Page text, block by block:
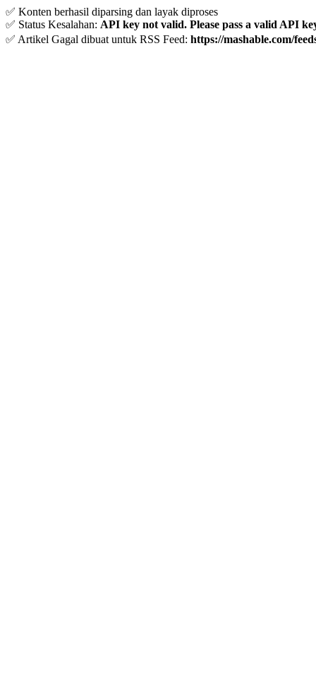
✅ Konten berhasil diparsing dan layak diproses
✅ Status Kesalahan: API key not valid. Please pass a valid API
✅ Artikel Gagal dibuat untuk RSS Feed: https://mashable.com/